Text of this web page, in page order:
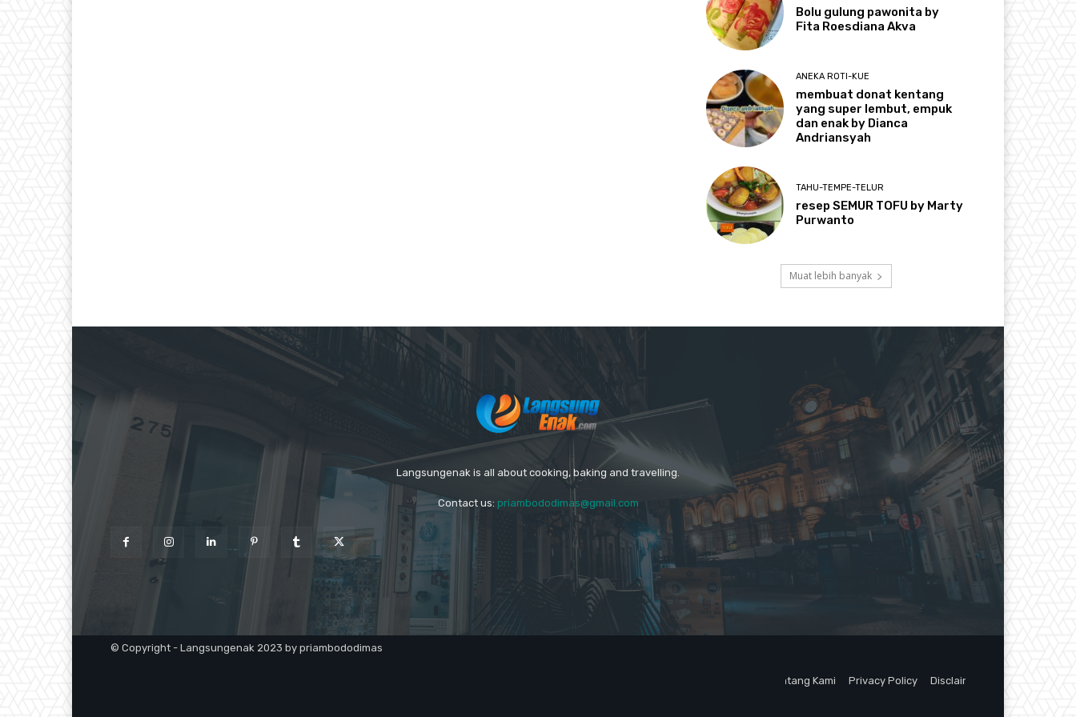
Bolu gulung pawonita by
Fita Roesdiana Akva
ANEKA ROTI-KUE
membuat donat kentang
yang super lembut, empuk
dan enak by Dianca
Andriansyah
TAHU-TEMPE-TELUR
resep SEMUR TOFU by Marty
Purwanto
Muat lebih banyak
Langsungenak is all about cooking, baking and travelling.
Contact us: priambododimas@gmail.com
© Copyright - Langsungenak 2023 by priambododimas
Tentang Kami Privacy Policy Disclaimer